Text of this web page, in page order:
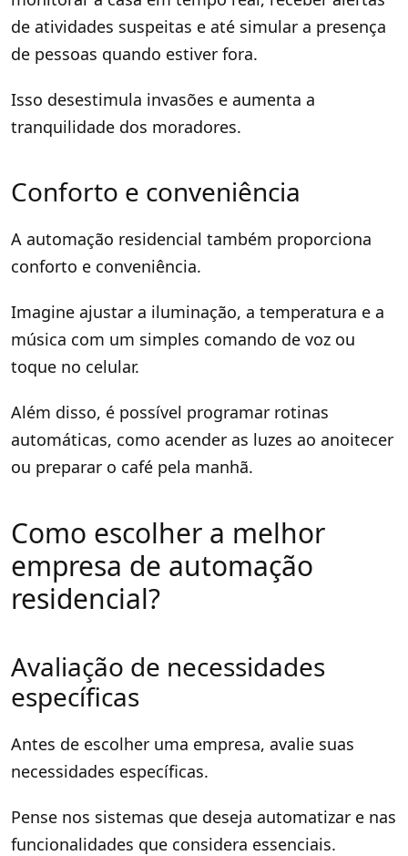
de atividades suspeitas e até simular a presença
de pessoas quando estiver fora.
Isso desestimula invasões e aumenta a
tranquilidade dos moradores.
Conforto e conveniência
A automação residencial também proporciona
conforto e conveniência.
Imagine ajustar a iluminação, a temperatura e a
música com um simples comando de voz ou
toque no celular.
Além disso, é possível programar rotinas
automáticas, como acender as luzes ao anoitecer
ou preparar o café pela manhã.
Como escolher a melhor
empresa de automação
residencial?
Avaliação de necessidades
específicas
Antes de escolher uma empresa, avalie suas
necessidades específicas.
Pense nos sistemas que deseja automatizar e nas
funcionalidades que considera essenciais.